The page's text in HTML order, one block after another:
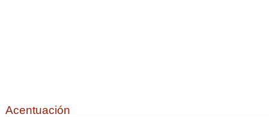
Acentuación